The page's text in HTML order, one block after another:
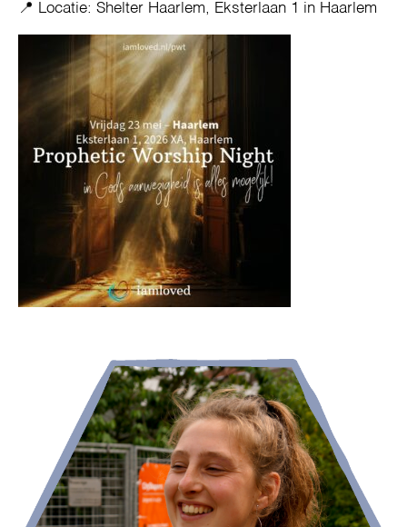
📍 Locatie: Shelter Haarlem, Eksterlaan 1 in Haarlem